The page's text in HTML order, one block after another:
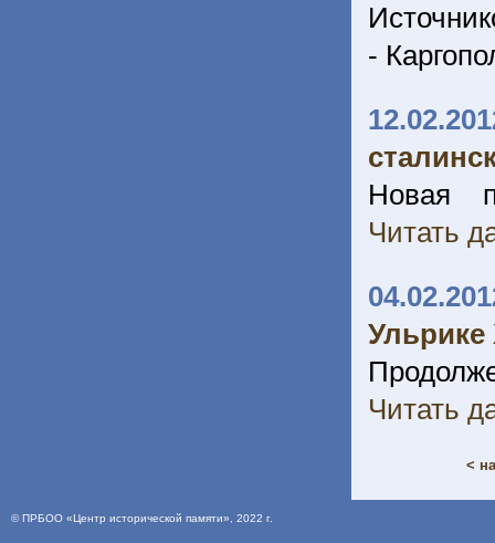
-
Новая
Читать
Ульрике
Читать
<
©ПРБОО «Центр исторической памяти» , 2022 г.